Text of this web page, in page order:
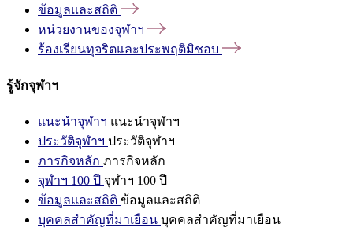
ข้อมูลและสถิติ
หน่วยงานของจุฬาฯ
ร้องเรียนทุจริตและประพฤติมิชอบ
รู้จักจุฬาฯ
แนะนำจุฬาฯ แนะนำจุฬาฯ
ประวัติจุฬาฯ ประวัติจุฬาฯ
ภารกิจหลัก ภารกิจหลัก
จุฬาฯ 100 ปี จุฬาฯ 100 ปี
ข้อมูลและสถิติ ข้อมูลและสถิติ
บุคคลสำคัญที่มาเยือน บุคคลสำคัญที่มาเยือน